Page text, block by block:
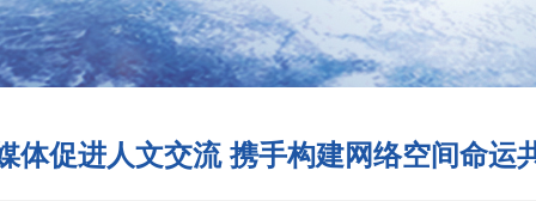
体促进人文交流 携手构建网络空间命运